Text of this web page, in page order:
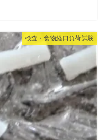
検査・食物経口負荷試験